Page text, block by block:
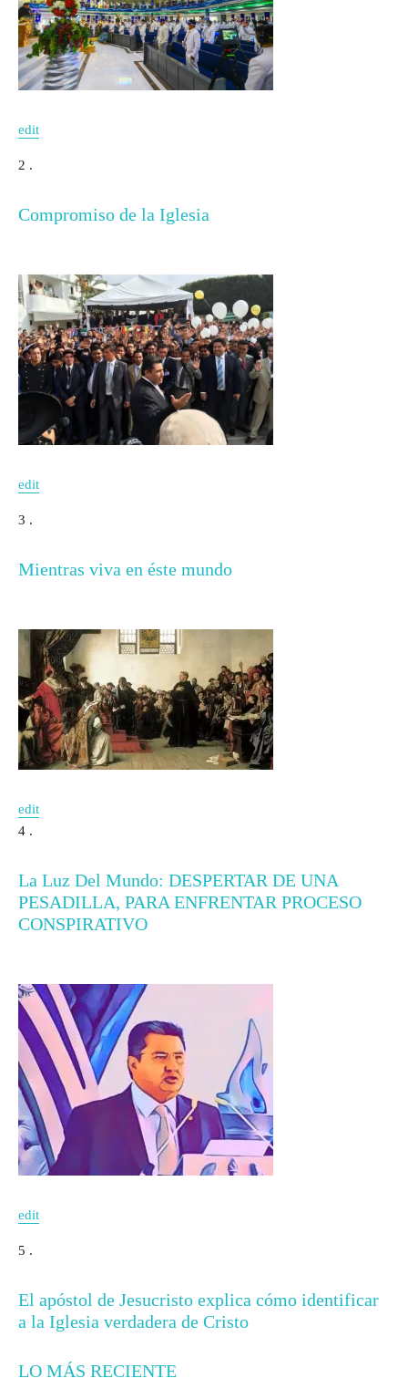
edit
2 .
Compromiso de la Iglesia
edit
3 .
Mientras viva en éste mundo
edit
4 .
La Luz Del Mundo: DESPERTAR DE UNA
PESADILLA, PARA ENFRENTAR PROCESO
CONSPIRATIVO
edit
5 .
El apóstol de Jesucristo explica cómo identificar
a la Iglesia verdadera de Cristo
LO MÁS RECIENTE